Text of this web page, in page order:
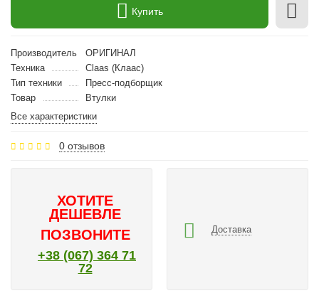
Купить
Производитель
ОРИГИНАЛ
Техника
Claas (Клаас)
Тип техники
Пресс-подборщик
Товар
Втулки
Все характеристики
0 отзывов
ХОТИТЕ
ДЕШЕВЛЕ
ПОЗВОНИТЕ
+38 (067) 364 71
72
Доставка